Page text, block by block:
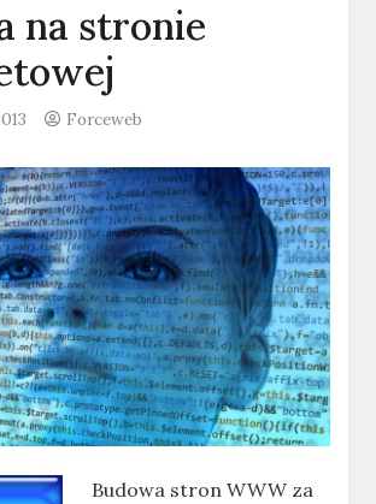
na stronie
Forceweb
Budowa stron WWW za